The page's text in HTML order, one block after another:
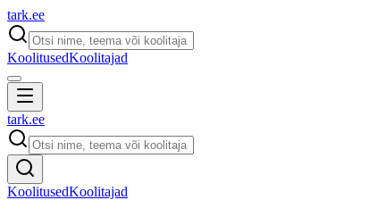
tark.ee
KoolitusedKoolitajad
tark.ee
KoolitusedKoolitajad